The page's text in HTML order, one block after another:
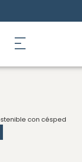
con césped